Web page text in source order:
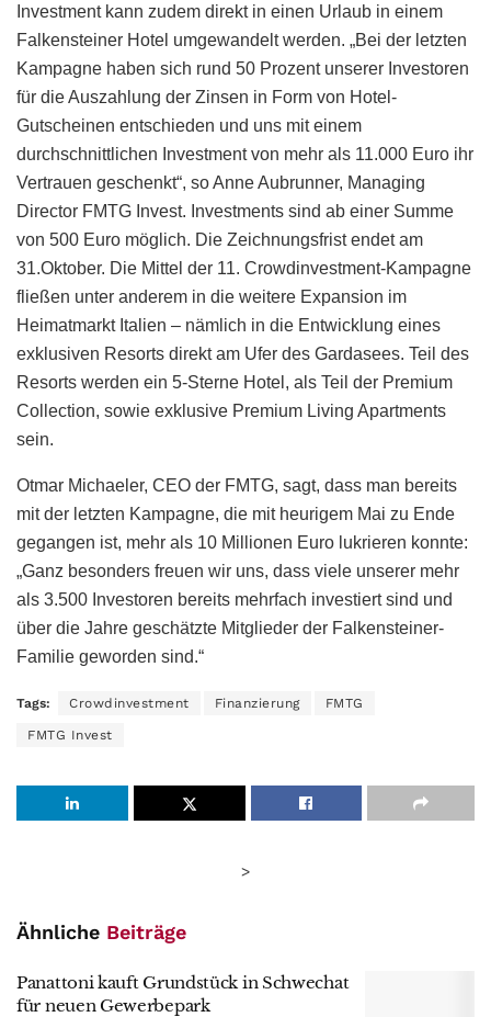
Investment kann zudem direkt in einen Urlaub in einem
Falkensteiner Hotel umgewandelt werden. „Bei der letzten
Kampagne haben sich rund 50 Prozent unserer Investoren
für die Auszahlung der Zinsen in Form von Hotel-
Gutscheinen entschieden und uns mit einem
durchschnittlichen Investment von mehr als 11.000 Euro ihr
Vertrauen geschenkt“, so Anne Aubrunner, Managing
Director FMTG Invest. Investments sind ab einer Summe
von 500 Euro möglich. Die Zeichnungsfrist endet am
31.Oktober. Die Mittel der 11. Crowdinvestment-Kampagne
fließen unter anderem in die weitere Expansion im
Heimatmarkt Italien – nämlich in die Entwicklung eines
exklusiven Resorts direkt am Ufer des Gardasees. Teil des
Resorts werden ein 5-Sterne Hotel, als Teil der Premium
Collection, sowie exklusive Premium Living Apartments
sein.
Otmar Michaeler, CEO der FMTG, sagt, dass man bereits
mit der letzten Kampagne, die mit heurigem Mai zu Ende
gegangen ist, mehr als 10 Millionen Euro lukrieren konnte:
„Ganz besonders freuen wir uns, dass viele unserer mehr
als 3.500 Investoren bereits mehrfach investiert sind und
über die Jahre geschätzte Mitglieder der Falkensteiner-
Familie geworden sind.“
Tags: Crowdinvestment Finanzierung FMTG
FMTG Invest
>
Ähnliche Beiträge
Panattoni kauft Grundstück in Schwechat
für neuen Gewerbepark